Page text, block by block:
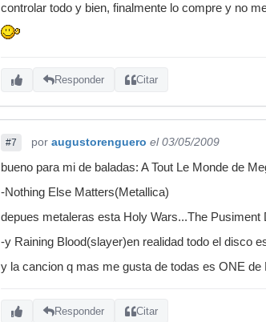
controlar todo y bien, finalmente lo compre y no
Responder Citar
#7 por augustorenguero el 03/05/2009
bueno para mi de baladas: A Tout Le Monde de
-Nothing Else Matters(Metallica)
depues metaleras esta Holy Wars...The Pusiment
-y Raining Blood(slayer)en realidad todo el disco
y la cancion q mas me gusta de todas es ONE
Responder Citar